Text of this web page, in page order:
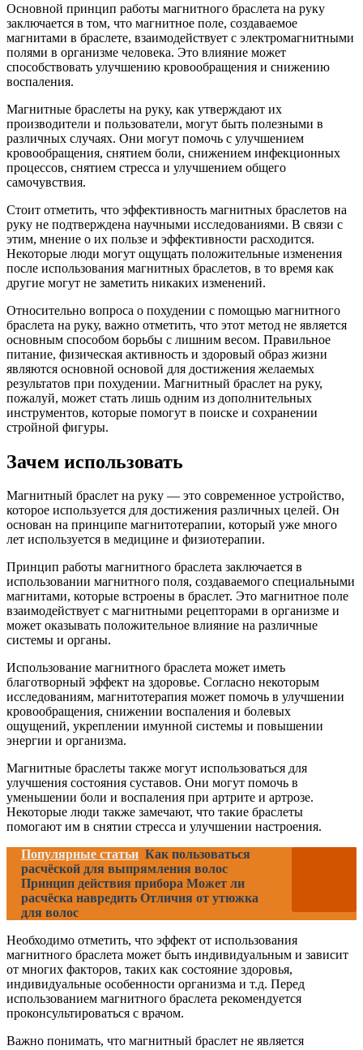
Основной принцип работы магнитного браслета на руку
заключается в том, что магнитное поле, создаваемое
магнитами в браслете, взаимодействует с электромагнитными
полями в организме человека. Это влияние может
способствовать улучшению кровообращения и снижению
воспаления.
Магнитные браслеты на руку, как утверждают их
производители и пользователи, могут быть полезными в
различных случаях. Они могут помочь с улучшением
кровообращения, снятием боли, снижением инфекционных
процессов, снятием стресса и улучшением общего
самочувствия.
Стоит отметить, что эффективность магнитных браслетов на
руку не подтверждена научными исследованиями. В связи с
этим, мнение о их пользе и эффективности расходится.
Некоторые люди могут ощущать положительные изменения
после использования магнитных браслетов, в то время как
другие могут не заметить никаких изменений.
Относительно вопроса о похудении с помощью магнитного
браслета на руку, важно отметить, что этот метод не является
основным способом борьбы с лишним весом. Правильное
питание, физическая активность и здоровый образ жизни
являются основной основой для достижения желаемых
результатов при похудении. Магнитный браслет на руку,
пожалуй, может стать лишь одним из дополнительных
инструментов, которые помогут в поиске и сохранении
стройной фигуры.
Зачем использовать
Магнитный браслет на руку — это современное устройство,
которое используется для достижения различных целей. Он
основан на принципе магнитотерапии, который уже много
лет используется в медицине и физиотерапии.
Принцип работы магнитного браслета заключается в
использовании магнитного поля, создаваемого специальными
магнитами, которые встроены в браслет. Это магнитное поле
взаимодействует с магнитными рецепторами в организме и
может оказывать положительное влияние на различные
системы и органы.
Использование магнитного браслета может иметь
благотворный эффект на здоровье. Согласно некоторым
исследованиям, магнитотерапия может помочь в улучшении
кровообращения, снижении воспаления и болевых
ощущений, укреплении имунной системы и повышении
энергии и организма.
Магнитные браслеты также могут использоваться для
улучшения состояния суставов. Они могут помочь в
уменьшении боли и воспаления при артрите и артрозе.
Некоторые люди также замечают, что такие браслеты
помогают им в снятии стресса и улучшении настроения.
Популярные статьи Как пользоваться
расчёской для выпрямления волос
Принцип действия прибора Может ли
расчёска навредить Отличия от утюжка
для волос
Необходимо отметить, что эффект от использования
магнитного браслета может быть индивидуальным и зависит
от многих факторов, таких как состояние здоровья,
индивидуальные особенности организма и т.д. Перед
использованием магнитного браслета рекомендуется
проконсультироваться с врачом.
Важно понимать, что магнитный браслет не является